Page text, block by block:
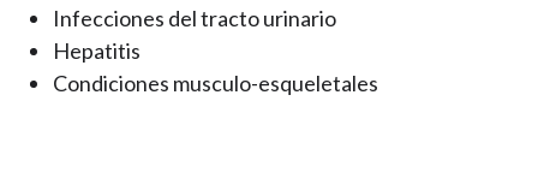
Infecciones del tracto urinario
Hepatitis
Condiciones musculo-esqueletales